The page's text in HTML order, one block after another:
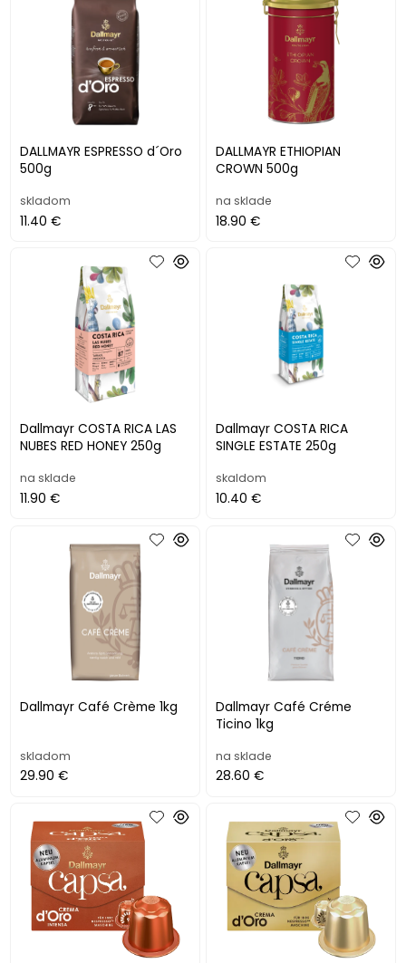
DALLMAYR ESPRESSO d´Oro
500g
skladom
11.40 €
DALLMAYR ETHIOPIAN
CROWN 500g
na sklade
18.90 €
Dallmayr COSTA RICA LAS
NUBES RED HONEY 250g
na sklade
11.90 €
Dallmayr COSTA RICA
SINGLE ESTATE 250g
skaldom
10.40 €
Dallmayr Café Crème 1kg
skladom
29.90 €
Dallmayr Café Créme
Ticino 1kg
na sklade
28.60 €